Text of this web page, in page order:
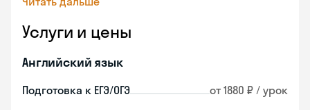
Услуги и цены
Английский язык
Подготовка к ЕГЭ/ОГЭ от 1880 ₽ / урок